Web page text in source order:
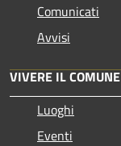
Comunicati
Avvisi
VIVERE IL COMUNE
Luoghi
Eventi